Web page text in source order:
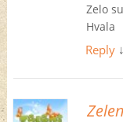
Zelo
Hvala
Reply ↓